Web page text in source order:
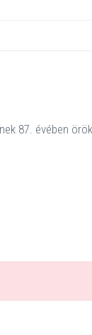
87. évében